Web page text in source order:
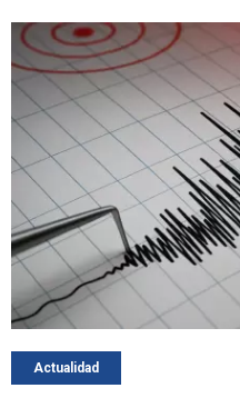
Actualidad